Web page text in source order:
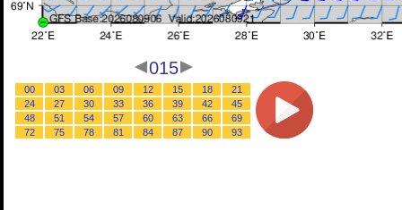
015
00 03 06 09 12 15 18
21
24
27 30 33 36 39 42
45
48
51 54 57 60 63 66
69
72
75 78 81 84 87 90 93